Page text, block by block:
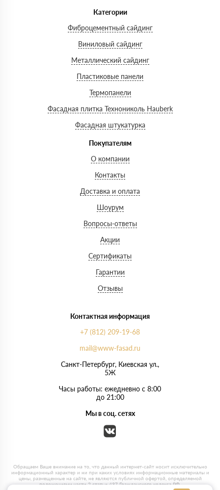
Категории
Фиброцементный сайдинг
Виниловый сайдинг
Металлический сайдинг
Пластиковые панели
Термопанели
Фасадная плитка Технониколь Hauberk
Фасадная штукатурка
Покупателям
О компании
Контакты
Доставка и оплата
Шоурум
Вопросы-ответы
Акции
Сертификаты
Гарантии
Отзывы
Контактная информация
+7 (812) 209-19-68
mail@www-fasad.ru
Санкт-Петербург, ​Киевская ул.,
5Ж
Часы работы: ежедневно с 8:00
до 21:00
Мы в соц. сетях